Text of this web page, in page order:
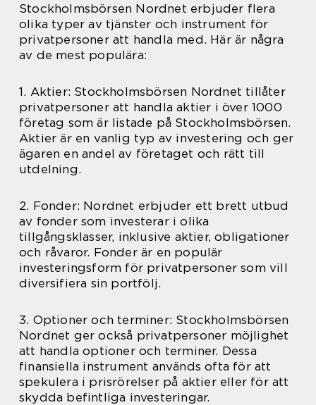
Stockholmsbörsen Nordnet erbjuder flera
olika typer av tjänster och instrument för
privatpersoner att handla med. Här är några
av de mest populära:
1. Aktier: Stockholmsbörsen Nordnet tillåter
privatpersoner att handla aktier i över 1000
företag som är listade på Stockholmsbörsen.
Aktier är en vanlig typ av investering och ger
ägaren en andel av företaget och rätt till
utdelning.
2. Fonder: Nordnet erbjuder ett brett utbud
av fonder som investerar i olika
tillgångsklasser, inklusive aktier, obligationer
och råvaror. Fonder är en populär
investeringsform för privatpersoner som vill
diversifiera sin portfölj.
3. Optioner och terminer: Stockholmsbörsen
Nordnet ger också privatpersoner möjlighet
att handla optioner och terminer. Dessa
finansiella instrument används ofta för att
spekulera i prisrörelser på aktier eller för att
skydda befintliga investeringar.